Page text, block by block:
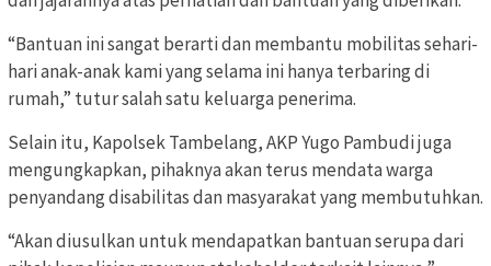
“Bantuan ini sangat berarti dan membantu mobilitas sehari-
hari anak-anak kami yang selama ini hanya terbaring di
rumah,” tutur salah satu keluarga penerima.
Selain itu, Kapolsek Tambelang, AKP Yugo Pambudi juga
mengungkapkan, pihaknya akan terus mendata warga
penyandang disabilitas dan masyarakat yang membutuhkan.
“Akan diusulkan untuk mendapatkan bantuan serupa dari